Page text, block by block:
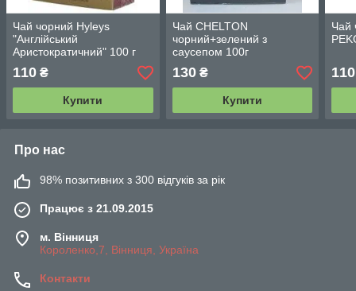
Чай чорний Hyleys
"Англійський
Аристократичний" 100 г
110 ₴
Купити
Чай CHELTON
чорний+зелений з
саусепом 100г
130₴
Купити
Чай
110
Про нас
98% позитивних з 300 відгуків за рік
Працює з 21.09.2015
м. Вінниця
Короленко,7, Вінниця, Україна
Контакти